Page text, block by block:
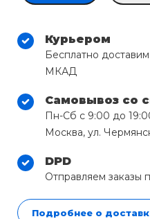
Курьером
Бесплатно
МКАД
Самовывоз со
Пн-Сб с 9:00 до
Москва, ул.
DPD
Отправляем заказы
Подробнее о